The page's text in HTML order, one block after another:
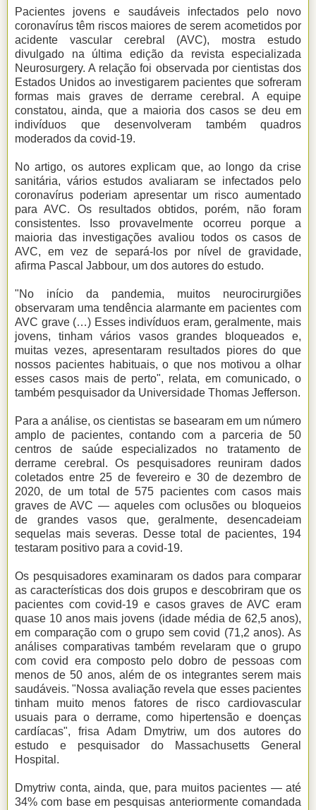
Pacientes jovens e saudáveis infectados pelo novo
coronavírus têm riscos maiores de serem acometidos por
acidente vascular cerebral (AVC), mostra estudo
divulgado na última edição da revista especializada
Neurosurgery. A relação foi observada por cientistas dos
Estados Unidos ao investigarem pacientes que sofreram
formas mais graves de derrame cerebral. A equipe
constatou, ainda, que a maioria dos casos se deu em
indivíduos que desenvolveram também quadros
moderados da covid-19.
No artigo, os autores explicam que, ao longo da crise
sanitária, vários estudos avaliaram se infectados pelo
coronavírus poderiam apresentar um risco aumentado
para AVC. Os resultados obtidos, porém, não foram
consistentes. Isso provavelmente ocorreu porque a
maioria das investigações avaliou todos os casos de
AVC, em vez de separá-los por nível de gravidade,
afirma Pascal Jabbour, um dos autores do estudo.
"No início da pandemia, muitos neurocirurgiões
observaram uma tendência alarmante em pacientes com
AVC grave (…) Esses indivíduos eram, geralmente, mais
jovens, tinham vários vasos grandes bloqueados e,
muitas vezes, apresentaram resultados piores do que
nossos pacientes habituais, o que nos motivou a olhar
esses casos mais de perto", relata, em comunicado, o
também pesquisador da Universidade Thomas Jefferson.
Para a análise, os cientistas se basearam em um número
amplo de pacientes, contando com a parceria de 50
centros de saúde especializados no tratamento de
derrame cerebral. Os pesquisadores reuniram dados
coletados entre 25 de fevereiro e 30 de dezembro de
2020, de um total de 575 pacientes com casos mais
graves de AVC — aqueles com oclusões ou bloqueios
de grandes vasos que, geralmente, desencadeiam
sequelas mais severas. Desse total de pacientes, 194
testaram positivo para a covid-19.
Os pesquisadores examinaram os dados para comparar
as características dos dois grupos e descobriram que os
pacientes com covid-19 e casos graves de AVC eram
quase 10 anos mais jovens (idade média de 62,5 anos),
em comparação com o grupo sem covid (71,2 anos). As
análises comparativas também revelaram que o grupo
com covid era composto pelo dobro de pessoas com
menos de 50 anos, além de os integrantes serem mais
saudáveis. "Nossa avaliação revela que esses pacientes
tinham muito menos fatores de risco cardiovascular
usuais para o derrame, como hipertensão e doenças
cardíacas", frisa Adam Dmytriw, um dos autores do
estudo e pesquisador do Massachusetts General
Hospital.
Dmytriw conta, ainda, que, para muitos pacientes — até
34% com base em pesquisas anteriormente comandada